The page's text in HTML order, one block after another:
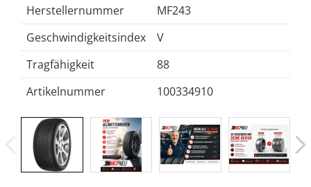
Herstellernummer
MF243
Geschwindigkeitsindex
V
Tragfähigkeit
88
Artikelnummer
100334910